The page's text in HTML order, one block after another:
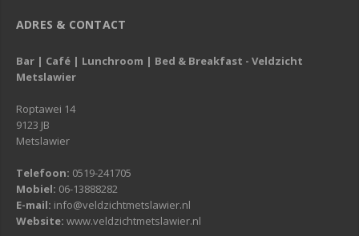
ADRES & CONTACT
Bar | Café | Lunchroom | Bed & Breakfast - Veldzicht
Metslawier
Roptawei 14
9123 JB
Metslawier
Telefoon: 0519-241705
Mobiel: 06-13888282
E-mail: info@veldzichtmetslawier.nl
Website: www.veldzichtmetslawier.nl